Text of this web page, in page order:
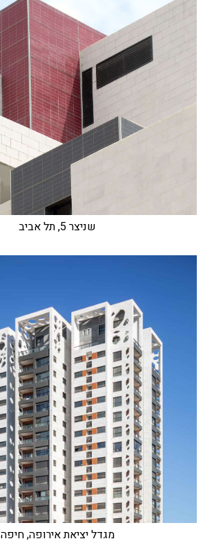
שניצר 5, תל אביב
מגדל יציאת אירופה, חיפה